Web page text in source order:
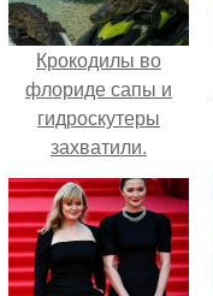
Крокодилы во
флориде сапы и
гидроскутеры
захватили.